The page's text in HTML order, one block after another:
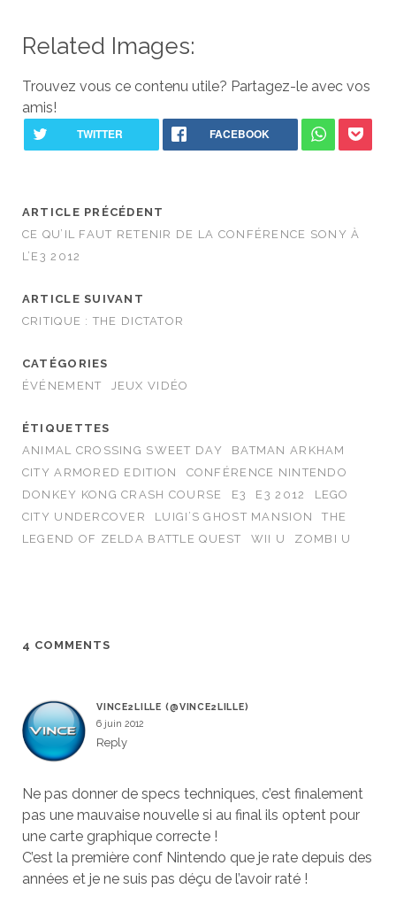
Related Images:
Trouvez vous ce contenu utile? Partagez-le avec vos
amis!
ARTICLE PRÉCÉDENT
CE QU’IL FAUT RETENIR DE LA CONFÉRENCE SONY À
L’E3 2012
ARTICLE SUIVANT
CRITIQUE : THE DICTATOR
CATÉGORIES
ÉVÉNEMENT
JEUX VIDÉO
ÉTIQUETTES
ANIMAL CROSSING SWEET DAY
BATMAN ARKHAM
CITY ARMORED EDITION
CONFÉRENCE NINTENDO
DONKEY KONG CRASH COURSE
E3 E3 2012
LEGO
CITY UNDERCOVER
LUIGI’S GHOST MANSION
THE
LEGEND OF ZELDA BATTLE QUEST
WII U ZOMBI U
4 COMMENTS
VINCE2LILLE (@VINCE2LILLE)
6 juin 2012
Reply
Ne pas donner de specs techniques, c’est finalement
pas une mauvaise nouvelle si au final ils optent pour
une carte graphique correcte !
C’est la première conf Nintendo que je rate depuis des
années et je ne suis pas déçu de l’avoir raté !